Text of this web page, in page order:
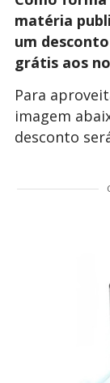
matéria
um
grátis aos
Para
imagem
desconto